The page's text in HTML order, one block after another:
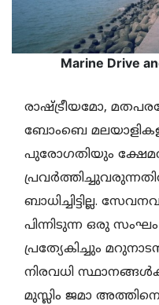
Marine Drive
രാഷ്ട്രീയമോ,
ബോംബെ
പുരോഗതിയും
ബാധിച്ചിട്ടില്ല.
പിന്നിടുന്ന ഒരു
പ്രത്യേകിച്ചും
നിരവധി
മുസ്ലിം ജമാ